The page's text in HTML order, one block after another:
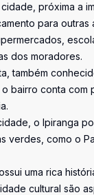
próxima a
para outras
dos moradores.
também
bairro conta
o Ipiranga
verdes, como o
uma rica
cultural são